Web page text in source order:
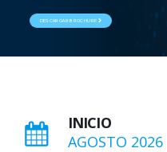
DESCARGAR BROCHURE
INICIO
AGOSTO 2026